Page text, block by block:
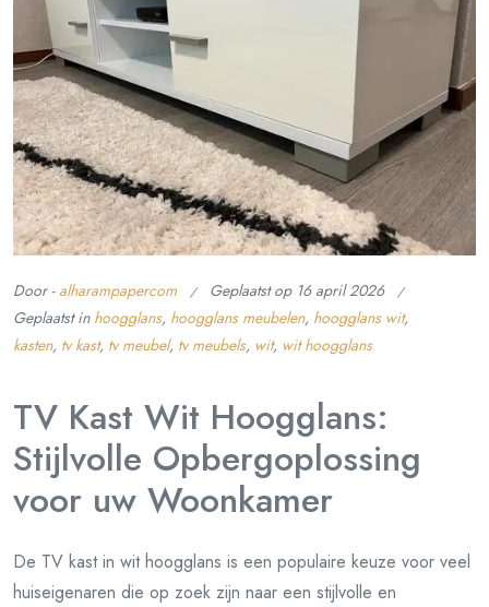
Door - alharampapercom Geplaatst op 16 april 2026
Geplaatst in hoogglans, hoogglans meubelen, hoogglans wit,
kasten, tv kast, tv meubel, tv meubels, wit, wit hoogglans
TV Kast Wit Hoogglans:
Stijlvolle Opbergoplossing
voor uw Woonkamer
De TV kast in wit hoogglans is een populaire keuze voor veel
huiseigenaren die op zoek zijn naar een stijlvolle en